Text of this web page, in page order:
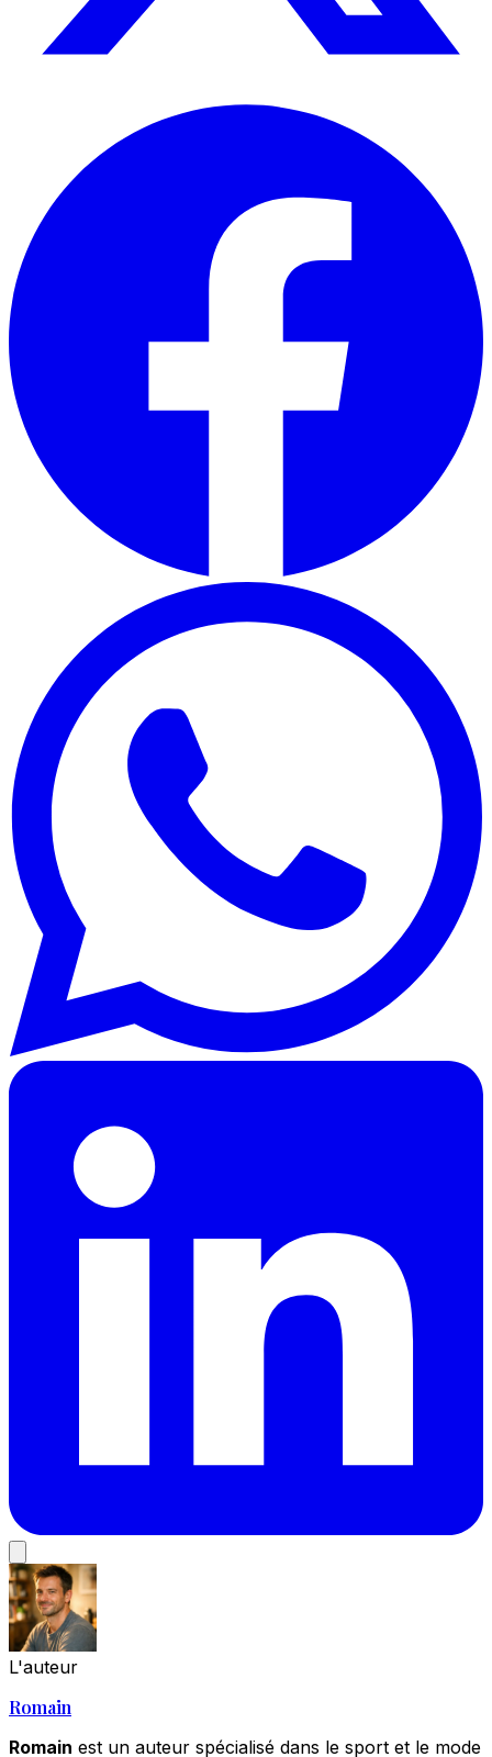
L'auteur
Romain
Romain est un auteur spécialisé dans le sport et le mode